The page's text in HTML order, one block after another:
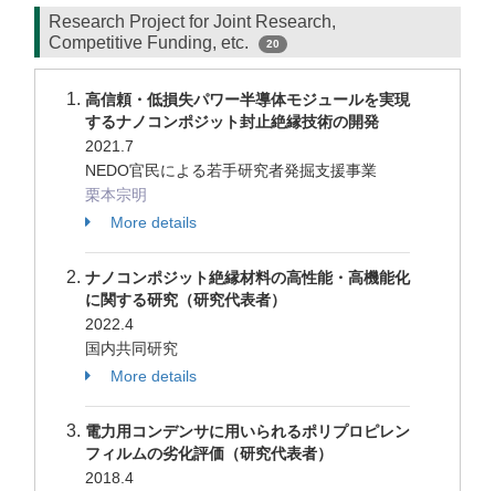
Research Project for Joint Research,
Competitive Funding, etc.
20
高信頼・低損失パワー半導体モジュールを実現
するナノコンポジット封止絶縁技術の開発
2021.7
NEDO官民による若手研究者発掘支援事業
栗本宗明
More details
ナノコンポジット絶縁材料の高性能・高機能化
に関する研究（研究代表者）
2022.4
国内共同研究
More details
電力用コンデンサに用いられるポリプロピレン
フィルムの劣化評価（研究代表者）
2018.4